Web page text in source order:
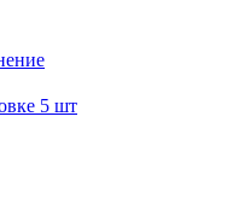
5 шт